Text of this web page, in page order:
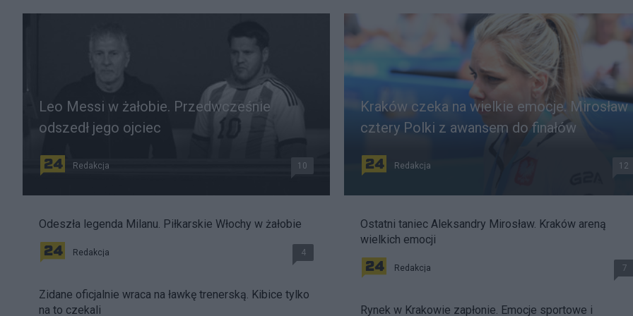
Leo Messi w żałobie. Przedwcześnie
odszedł jego ojciec
Redakcja 10
Odeszła legenda Milanu. Piłkarskie Włochy w żałobie
Redakcja 4
Zidane oficjalnie wraca na ławkę trenerską. Kibice tylko
na to czekali
Kraków czeka na wielkie emocje. Mirosław
cztery Polki z awansem do finałów
Redakcja 12
Ostatni taniec Aleksandry Mirosław. Kraków areną
wielkich emocji
Redakcja 7
Rynek w Krakowie zapłonie. Emocje sportowe i